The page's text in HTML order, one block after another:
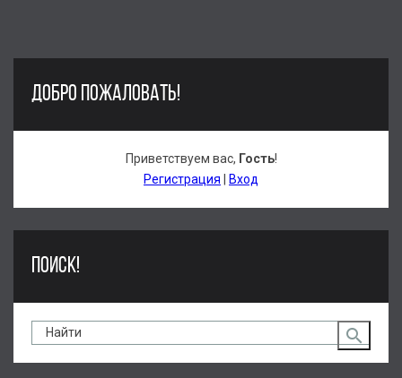
ДОБРО ПОЖАЛОВАТЬ!
Приветствуем вас, Гость!
Регистрация
Вход
ПОИСК!